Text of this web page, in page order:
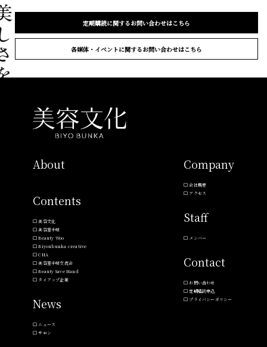
定期購読に関するお問い合わせはこちら
各媒体・イベントに関するお問い合わせはこちら
About
Contents
美容文化
美容室手帖
Beauty Woo
Biyoubunka creative
CHA
美容室手帖交流会
Beauty Save Hand
タイアップ企業
News
ニュース
サロン
Company
会社概要
アクセス
Staff
メンバー
Contact
お問い合わせ
定期購読申込
プライバシーポリシー